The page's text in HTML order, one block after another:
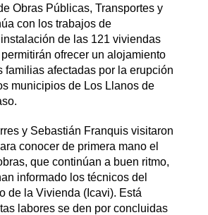
Obras Públicas, Transportes y
con los trabajos de
de las 121 viviendas
ofrecer un alojamiento
familias afectadas por la erupción
municipios de Los Llanos de
y Sebastián Franquis visitaron
conocer de primera mano el
que continúan a buen ritmo,
informado los técnicos del
de la Vivienda (Icavi). Está
labores se den por concluidas